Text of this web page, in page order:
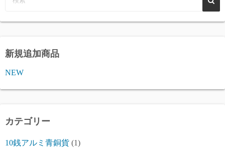
新規追加商品
NEW
カテゴリー
10銭アルミ青銅貨 (1)